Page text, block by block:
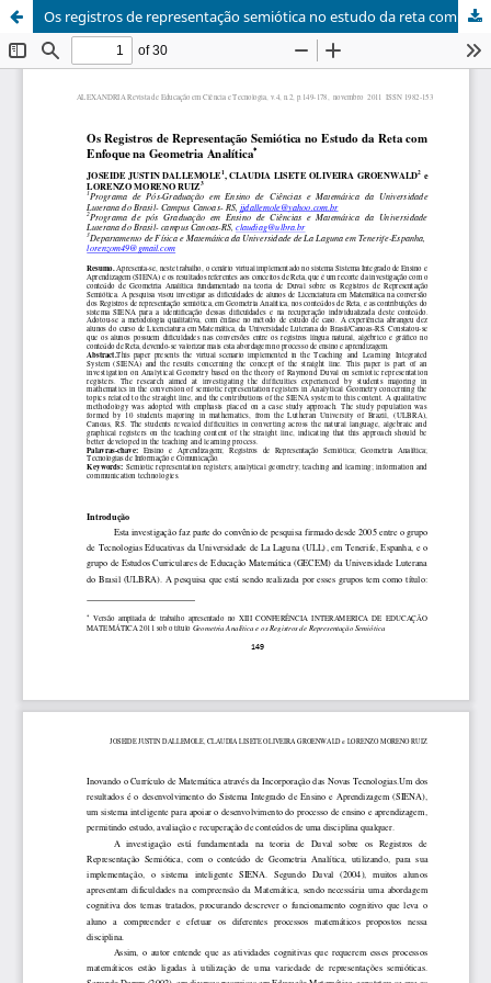
Os registros de representação semiótica no estudo da reta com enfoque na geometria analítica